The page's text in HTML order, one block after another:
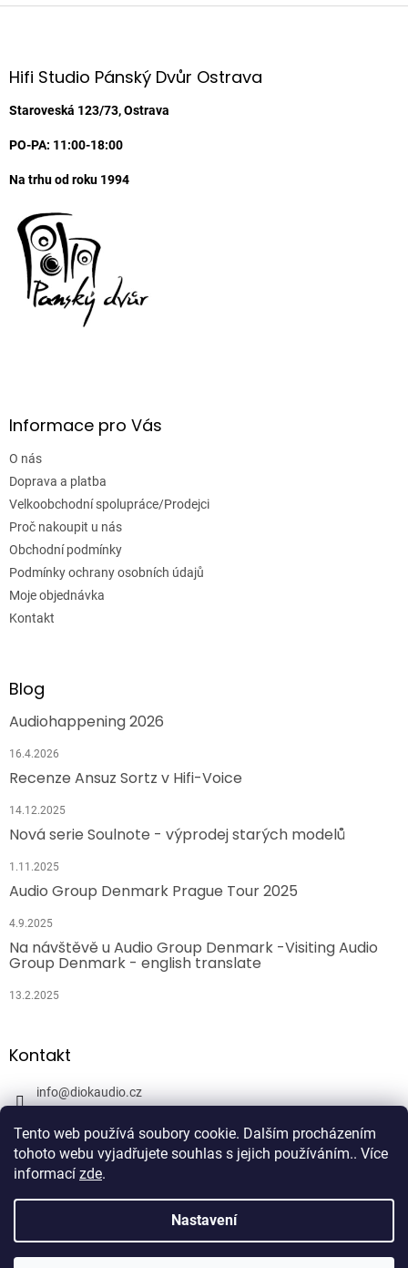
Tento web používá soubory cookie. Dalším procházením
tohoto webu vyjadřujete souhlas s jejich používáním.. Více
informací zde.
Nastavení
Z
aHifi Studio Pánský Dvůr Ostrava
Staroveská 123/73, Ostrava
PO-PA: 11:00-18:00
Na trhu od roku 1994
Informace pro Vás
O nás
Doprava a platba
Velkoobchodní spolupráce/Prodejci
Proč nakoupit u nás
Obchodní podmínky
Podmínky ochrany osobních údajů
Moje objednávka
Kontakt
Blog
Audiohappening 2026
16.4.2026
Recenze Ansuz Sortz v Hifi-Voice
14.12.2025
Nová serie Soulnote - výprodej starých modelů
1.11.2025
Audio Group Denmark Prague Tour 2025
4.9.2025
Na návštěvě u Audio Group Denmark -Visiting Audio
Group Denmark - english translate
13.2.2025
Kontakt
info@diokaudio.cz
DiokAudio.cz - Hifi Studio Pánský Dvůr
Vytvořil Shoptet